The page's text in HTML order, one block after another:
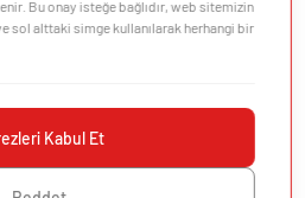
Bu onay isteğe bağlıdır, web sitemizin
sol alttaki simge kullanılarak herhangi bir
Kabul Et